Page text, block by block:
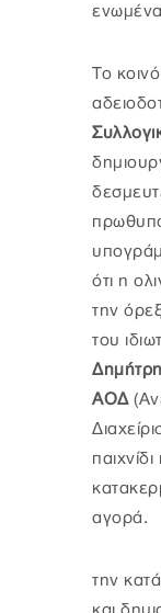
Το
ότι η
την
του
ΑΟΔ
αγορά.
την